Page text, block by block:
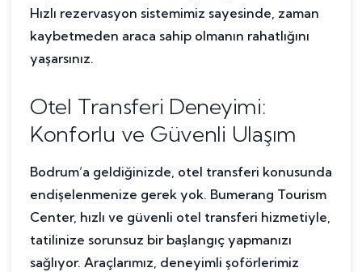
Hızlı rezervasyon sistemimiz sayesinde, zaman
kaybetmeden araca sahip olmanın rahatlığını
yaşarsınız.
Otel Transferi Deneyimi:
Konforlu ve Güvenli Ulaşım
Bodrum’a geldiğinizde, otel transferi konusunda
endişelenmenize gerek yok. Bumerang Tourism
Center, hızlı ve güvenli otel transferi hizmetiyle,
tatilinize sorunsuz bir başlangıç yapmanızı
sağlıyor. Araçlarımız, deneyimli şoförlerimiz